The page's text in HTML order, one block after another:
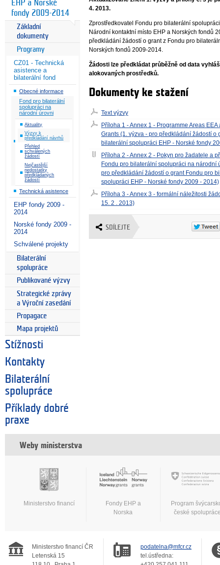
EHP a Norské
fondy 2009-2014
Základní
dokumenty
Programy
CZ01 - Technická
asistence a
bilaterální fond
Obecné informace
Fond pro bilaterální
spolupráci na
národní úrovni
Aktuality
Výzvy k
předkládání návrhů
Přehled
schválených
žádostí
Nejčastější
nedostatky
předkládaných
žádostí
Technická asistence
EHP fondy 2009 -
2014
Norské fondy 2009 -
2014
Schválené projekty
Bilaterální
spolupráce
Publikované výzvy
Strategické zprávy
a Výroční zasedání
Propagace
Mapa projektů
Stížnosti
Kontakty
Bilaterální
spolupráce
Příklady dobré
praxe
4. 2013.
Zprostředkovatel Fondu pro bilaterální
Národní kontaktní místo EHP a Norských fondů
předkládání žádostí o grant z Fondu pro
Norských fondů 2009-2014.
Žádosti lze předkládat průběžně od data
alokovaných prostředků.
Dokumenty ke stažení
Text výzvy
Příloha 1 - Annex 1 - Programme Areas
Grants (1. výzva - pro předkládání žádostí o
bilaterální spolupráci EHP - Norské fondy
Příloha 2 - Annex 2 - Pokyn pro žadatele a
Fondu pro bilaterální spolupráci na národní
pro předkládání žádostí o grant Fondu pro
spolupráci EHP - Norské fondy 2009 - 2014)
Příloha 3 - Annex 3 - formální náležitosti
15. 2 . 2013)
SDÍLEJTE
Weby ministerstva
Ministerstvo financí
Fondy EHP a
Norska
Program
české
Ministerstvo financí ČR
Letenská 15
podatelna@mfcr.cz
tel.ústředna: